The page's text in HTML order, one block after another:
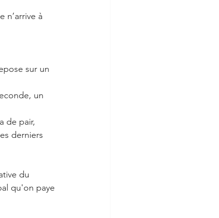
n’arrive à
sur un
un
de pair,
derniers
du
qu'on paye